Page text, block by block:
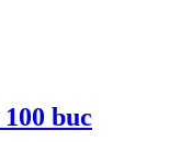
buc